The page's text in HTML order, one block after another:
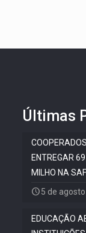
Últimas
ENTREGAR
MILHO NA
5 de
EDUCAÇÃO